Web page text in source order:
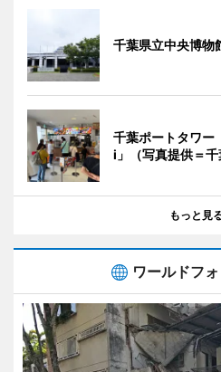
千葉県立中央博物
千葉ポートタワー
i」（写真提供＝千
もっと見
ワールドフ